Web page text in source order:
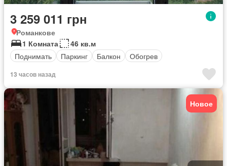
3 259 011 грн
Романкове
1 Комната
46 кв.м
Поднимать
Паркинг Балкон Обогрев
13 часов назад
Новое